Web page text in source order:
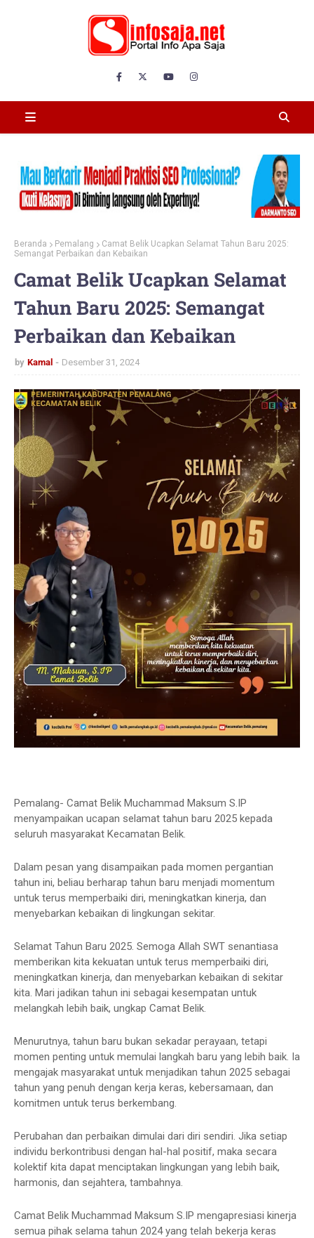
Beranda Pemalang
Camat Belik Ucapkan Selamat Tahun Baru 2025:
Semangat Perbaikan dan Kebaikan
Camat Belik Ucapkan Selamat
Tahun Baru 2025: Semangat
Perbaikan dan Kebaikan
by Kamal Desember 31, 2024
Pemalang- Camat Belik Muchammad Maksum S.IP
menyampaikan ucapan selamat tahun baru 2025 kepada
seluruh masyarakat Kecamatan Belik.
Dalam pesan yang disampaikan pada momen pergantian
tahun ini, beliau berharap tahun baru menjadi momentum
untuk terus memperbaiki diri, meningkatkan kinerja, dan
menyebarkan kebaikan di lingkungan sekitar.
Selamat Tahun Baru 2025. Semoga Allah SWT senantiasa
memberikan kita kekuatan untuk terus memperbaiki diri,
meningkatkan kinerja, dan menyebarkan kebaikan di sekitar
kita. Mari jadikan tahun ini sebagai kesempatan untuk
melangkah lebih baik, ungkap Camat Belik.
Menurutnya, tahun baru bukan sekadar perayaan, tetapi
momen penting untuk memulai langkah baru yang lebih baik. Ia
mengajak masyarakat untuk menjadikan tahun 2025 sebagai
tahun yang penuh dengan kerja keras, kebersamaan, dan
komitmen untuk terus berkembang.
Perubahan dan perbaikan dimulai dari diri sendiri. Jika setiap
individu berkontribusi dengan hal-hal positif, maka secara
kolektif kita dapat menciptakan lingkungan yang lebih baik,
harmonis, dan sejahtera, tambahnya.
Camat Belik Muchammad Maksum S.IP mengapresiasi kinerja
semua pihak selama tahun 2024 yang telah bekerja keras